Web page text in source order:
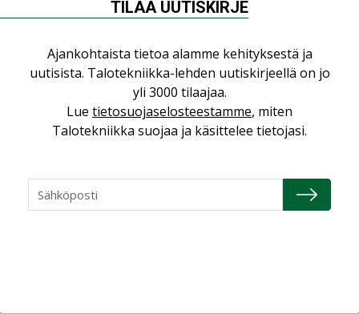
käyttöön kiinteistöissä
Sähköistäminen säästää euroja
Yli miljoona kotia on vailla toimivaa
ilmanvaihtoa
Miten varmistetaan EPD-dokumenteista
saatavien tietojen vertailukelpoisuus?
TILAA UUTISKIRJE
Ajankohtaista tietoa alamme kehityksestä ja
uutisista. Talotekniikka-lehden uutiskirjeellä on jo
yli 3000 tilaajaa.
Lue tietosuojaselosteestamme, miten
Talotekniikka suojaa ja käsittelee tietojasi.